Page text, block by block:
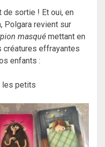
sortie ! Et oui, en
Polgara revient sur
masqué mettant en
créatures effrayantes
enfants :
les petits